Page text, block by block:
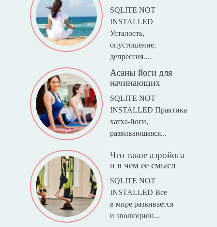
SQLITE NOT
INSTALLED
Усталость,
опустошение,
депрессия....
Асаны йоги для
начинающих
SQLITE NOT
INSTALLED Практика
хатха-йоги,
развивающаяся...
Что такое аэройога
и в чем ее смысл
SQLITE NOT
INSTALLED Все
в мире развивается
и эволюцион...